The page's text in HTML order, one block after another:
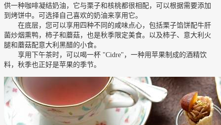
供一种咖啡凝结奶油，它与栗子和核桃都很相配，可以根据需要添加
到烤饼中。可选择自己喜欢的奶油来享用它。
在底层，您可以享用四种不同的咸味点心，包括栗子馅饼配牛肝
菌炒烟熏鸭，柿子和蘑菇，也是秋季限定美食。以及柿子、意大利火
腿和蘑菇配意大利黑醋的小食。
享用下午茶时，可以喝一杯 "Cidre"，一种用苹果制成的酒精饮
料，秋季也正好是苹果的季节。